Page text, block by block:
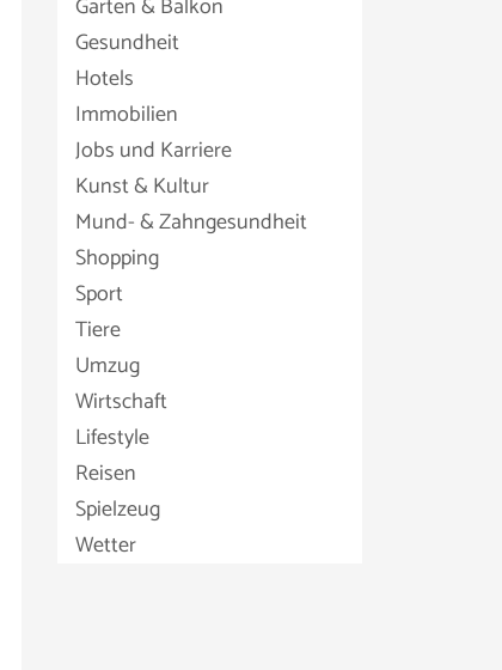
Garten & Balkon
Gesundheit
Hotels
Immobilien
Jobs und Karriere
Kunst & Kultur
Mund- & Zahngesundheit
Shopping
Sport
Tiere
Umzug
Wirtschaft
Lifestyle
Reisen
Spielzeug
Wetter